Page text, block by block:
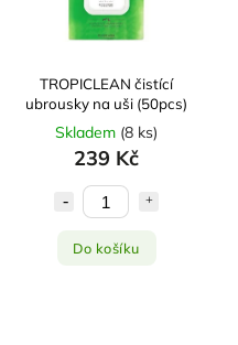
TROPICLEAN čistící
ubrousky na uši (50pcs)
Skladem (8 ks)
239 Kč
Do košíku